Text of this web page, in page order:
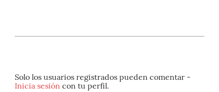
Solo los usuarios registrados pueden comentar -
Inicia sesión con tu perfil.